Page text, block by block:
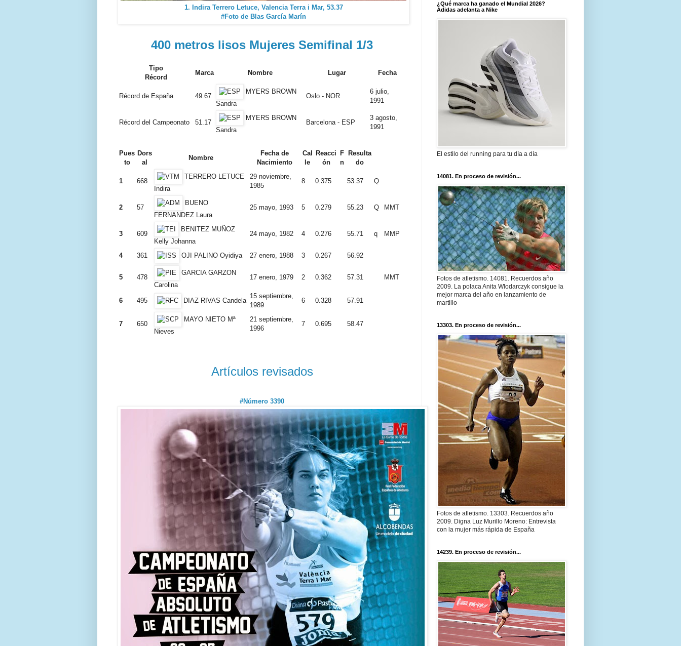
1. Indira Terrero Letuce, Valencia Terra i Mar, 53.37
#Foto de Blas García Marín
400 metros lisos Mujeres Semifinal 1/3
Tipo
Récord
Marca Nombre Lugar Fecha
Récord de España 49.67
MYERS BROWN
Sandra
Oslo - NOR
6 julio,
1991
Récord del Campeonato 51.17
MYERS BROWN
Sandra
Barcelona - ESP
3 agosto,
1991
Pues
to
Dors
al
Nombre
Fecha de
Nacimiento
Cal
le
Reacci
ón
F
n
Resulta
do
1 668
TERRERO LETUCE
Indira
29 noviembre,
1985
8 0.375 53.37 Q
2 57
BUENO
FERNANDEZ Laura
25 mayo, 1993 5 0.279 55.23 Q MMT
3 609
BENITEZ MUÑOZ
Kelly Johanna
24 mayo, 1982 4 0.276 55.71 q MMP
4 361 OJI PALINO Oyidiya 27 enero, 1988 3 0.267 56.92
5 478
GARCIA GARZON
Carolina
17 enero, 1979 2 0.362 57.31 MMT
6 495 DIAZ RIVAS Candela
15 septiembre,
1989
6 0.328 57.91
7 650
MAYO NIETO Mª
Nieves
21 septiembre,
1996
7 0.695 58.47
Artículos revisados
#Número 3390
¿Qué marca ha ganado el Mundial 2026?
Adidas adelanta a Nike
El estilo del running para tu día a día
14081. En proceso de revisión...
Fotos de atletismo. 14081. Recuerdos año
2009. La polaca Anita Wlodarczyk consigue la
mejor marca del año en lanzamiento de
martillo
13303. En proceso de revisión...
Fotos de atletismo. 13303. Recuerdos año
2009. Digna Luz Murillo Moreno: Entrevista
con la mujer más rápida de España
14239. En proceso de revisión...